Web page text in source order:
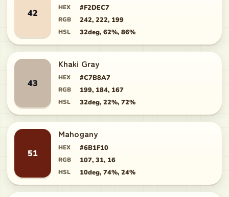
42
HEX #F2DEC7
RGB 242, 222, 199
HSL 32deg, 62%, 86%
43
Khaki Gray
HEX #C7B8A7
RGB 199, 184, 167
HSL 32deg, 22%, 72%
51
Mahogany
HEX #6B1F10
RGB 107, 31, 16
HSL 10deg, 74%, 24%